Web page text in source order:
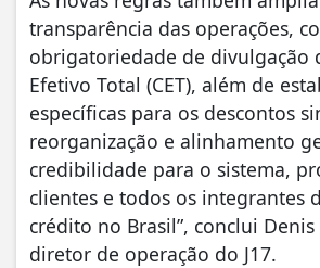
transparência das operações,
obrigatoriedade de divulgação
Efetivo Total (CET), além de
específicas para os descontos
reorganização e alinhamento
credibilidade para o sistema,
clientes e todos os integrantes
crédito no Brasil”, conclui Denis
diretor de operação do J17.